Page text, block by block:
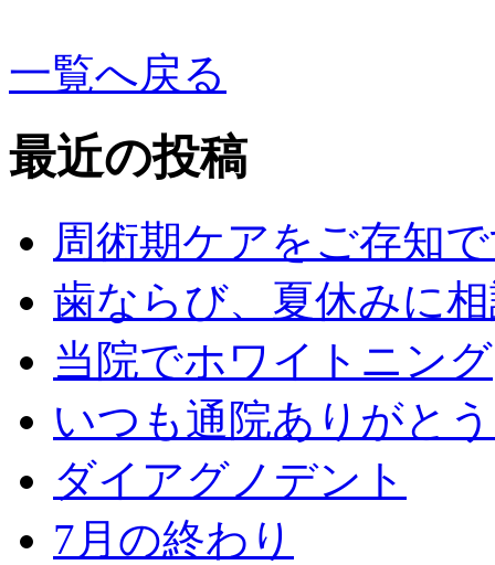
一覧へ戻る
最近の投稿
周術期ケアをご存知
歯ならび、夏休みに
当院でホワイトニング
いつも通院ありがと
ダイアグノデント
7月の終わり